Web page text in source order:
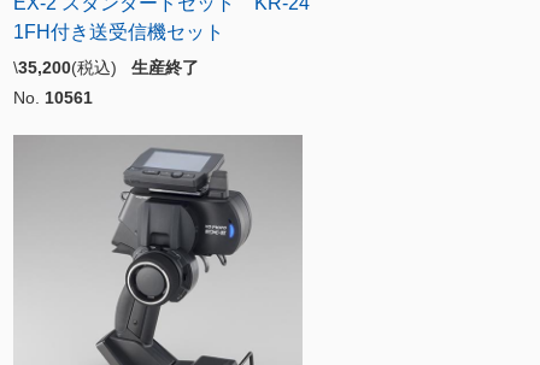
1FH付き送受信機セット
\35,200(税込) 生産終了
No. 10561